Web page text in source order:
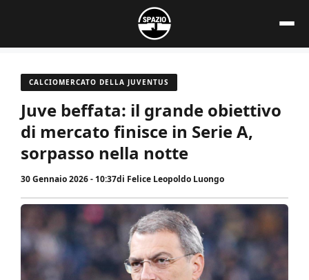
contenuto
CALCIOMERCATO DELLA JUVENTUS
Juve beffata: il grande obiettivo
di mercato finisce in Serie A,
sorpasso nella notte
30 Gennaio 2026 - 10:37di Felice Leopoldo Luongo